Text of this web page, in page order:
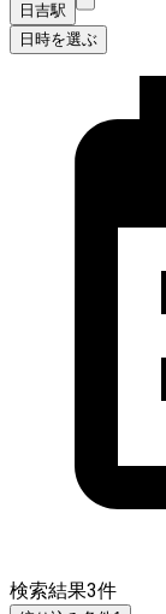
日吉駅
日時を選ぶ
検索結果3件